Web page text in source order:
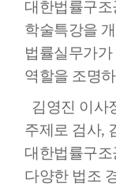
대한법률구
학술특강을
법률실무가
역할을 조명
김영진 이사
주제로 검사,
대한법률구
다양한 법조